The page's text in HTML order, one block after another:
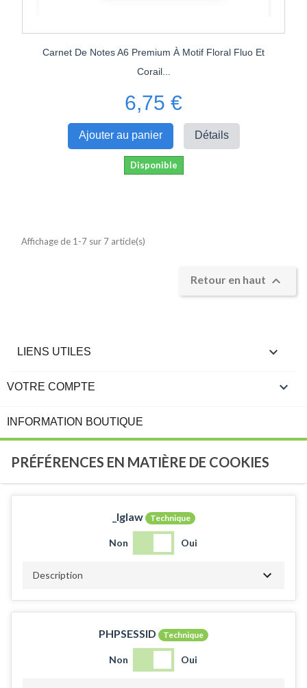
Carnet De Notes A6 Premium À Motif Floral Fluo Et
Corail...
6,75 €
Ajouter au panier Détails
Disponible
Affichage de 1-7 sur 7 article(s)
Retour en haut 
LIENS UTILES 
VOTRE COMPTE 
INFORMATION BOUTIQUE
PRÉFÉRENCES EN MATIÈRE DE COOKIES
_lglaw Technique
Non Oui
Description
PHPSESSID Technique
Non Oui